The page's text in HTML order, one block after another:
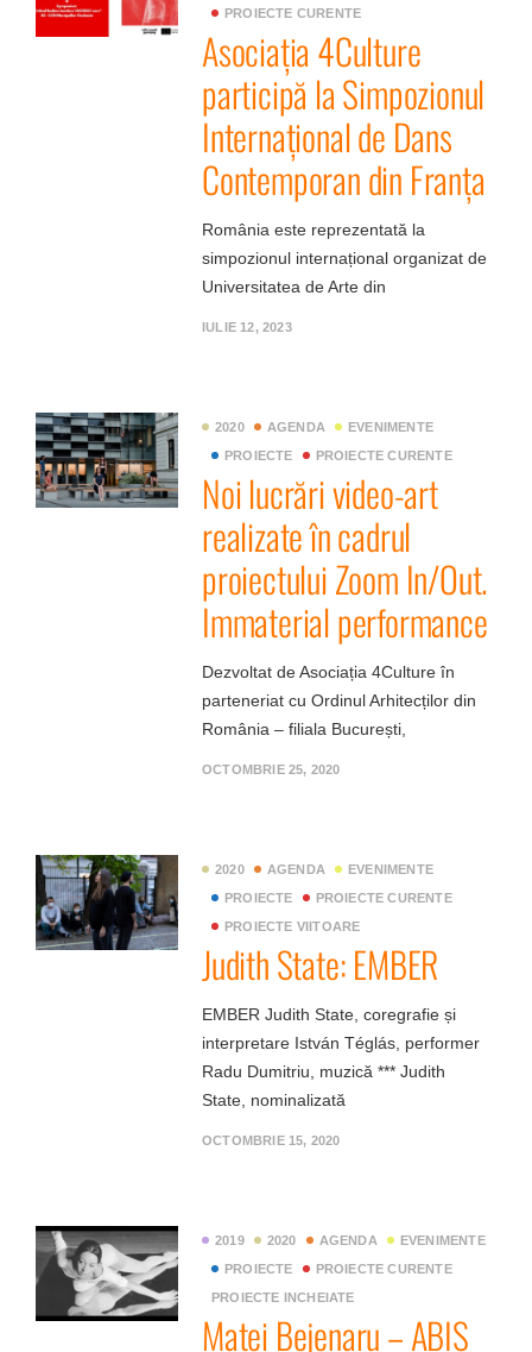
PROIECTE CURENTE
Asociația 4Culture
participă la Simpozionul
Internațional de Dans
Contemporan din Franța
România este reprezentată la
simpozionul internațional organizat de
Universitatea de Arte din
IULIE 12, 2023
2020 AGENDA
EVENIMENTE
PROIECTE
PROIECTE CURENTE
Noi lucrări video-art
realizate în cadrul
proiectului Zoom In/Out.
Immaterial performance
Dezvoltat de Asociația 4Culture în
parteneriat cu Ordinul Arhitecților din
România – filiala București,
OCTOMBRIE 25, 2020
2020 AGENDA
EVENIMENTE
PROIECTE
PROIECTE CURENTE
PROIECTE VIITOARE
Judith State: EMBER
EMBER Judith State, coregrafie și
interpretare István Téglás, performer
Radu Dumitriu, muzică *** Judith
State, nominalizată
OCTOMBRIE 15, 2020
2019 2020 AGENDA
EVENIMENTE
PROIECTE
PROIECTE CURENTE
PROIECTE INCHEIATE
Matei Bejenaru – ABIS